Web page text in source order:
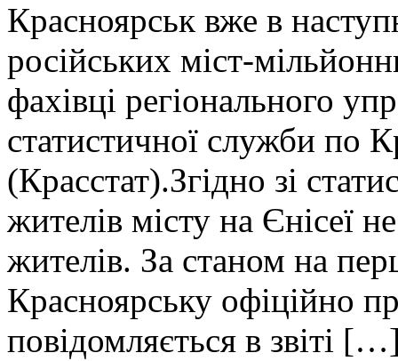
Красноярськ вже в
російських міст-
фахівці регіонального
статистичної служби по
(Красстат).Згідно зі
жителів місту на Єнісеї
жителів. За станом на
Красноярську офіційно
повідомляється в звіті